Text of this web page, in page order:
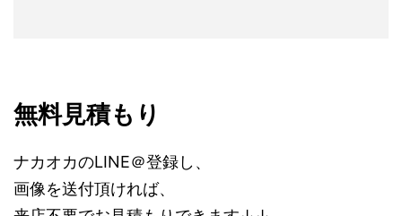
無料見積もり
ナカオカのLINE＠登録し、
画像を送付頂ければ、